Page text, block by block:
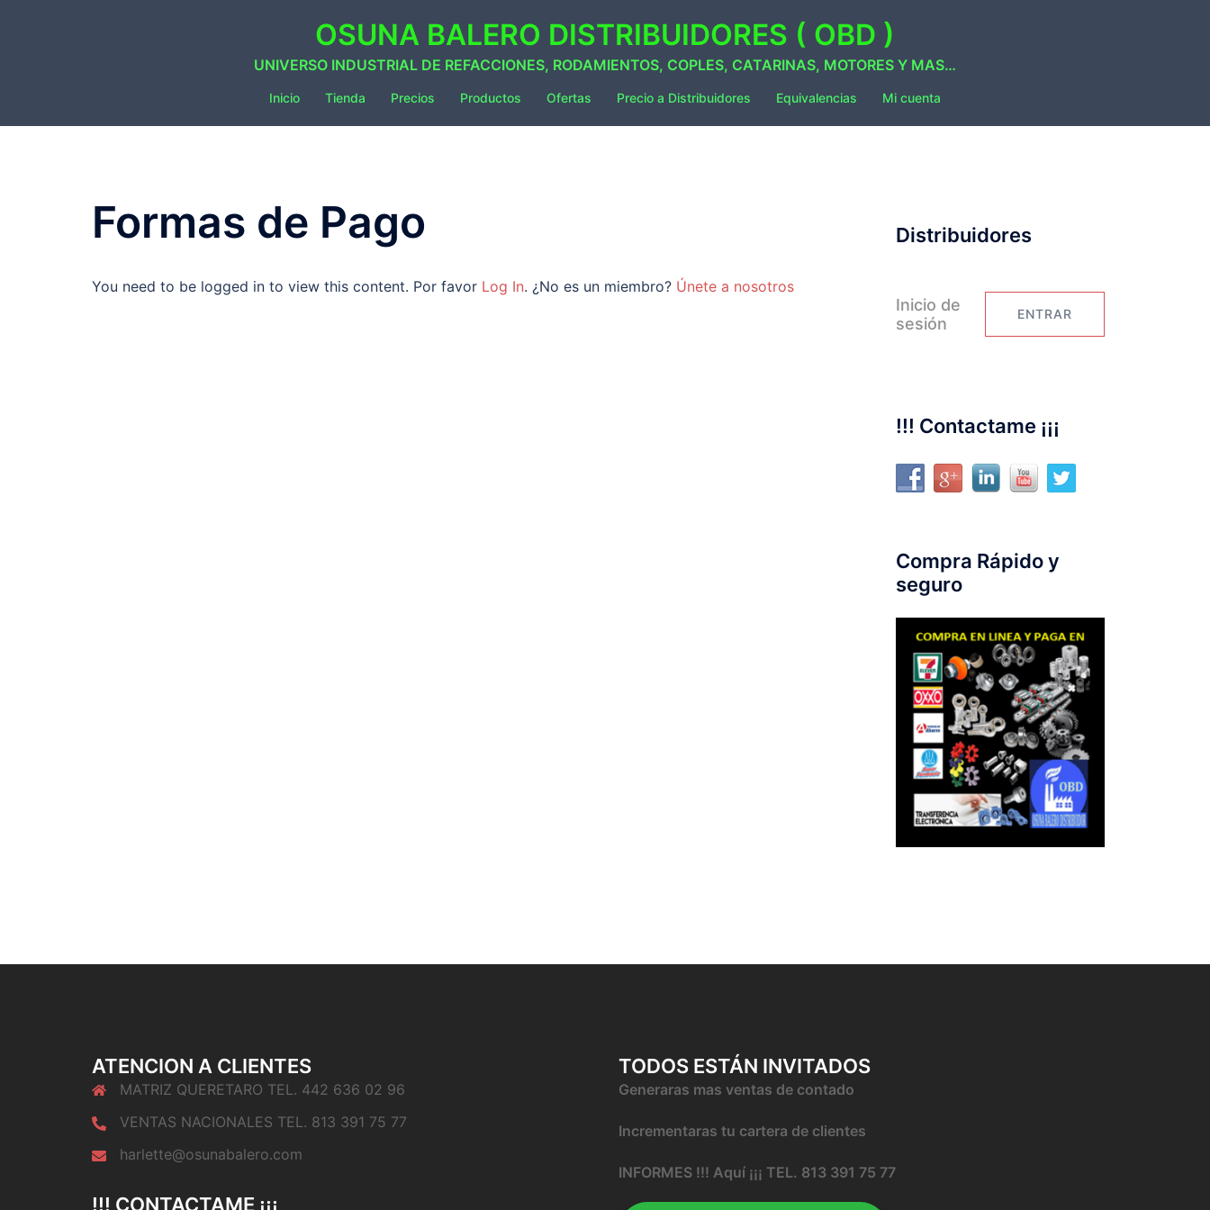
OSUNA BALERO DISTRIBUIDORES ( OBD )
UNIVERSO INDUSTRIAL DE REFACCIONES, RODAMIENTOS, COPLES, CATARINAS, MOTORES Y MAS…
Inicio Tienda Precios Productos Ofertas Precio a Distribuidores Equivalencias Mi cuenta
Formas de Pago
You need to be logged in to view this content. Por favor Log In. ¿No es un miembro? Únete a nosotros
Distribuidores
Inicio de
sesión
ENTRAR
!!! Contactame ¡¡¡
Compra Rápido y
seguro
ATENCION A CLIENTES
MATRIZ QUERETARO TEL. 442 636 02 96
VENTAS NACIONALES TEL. 813 391 75 77
harlette@osunabalero.com
!!! CONTACTAME ¡¡¡
TODOS ESTÁN INVITADOS
Generaras mas ventas de contado
Incrementaras tu cartera de clientes
INFORMES !!! Aquí ¡¡¡ TEL. 813 391 75 77